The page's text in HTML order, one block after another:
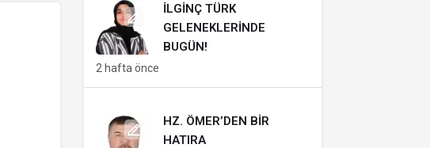
İLGINÇ TÜRK
GELENEKLERINDE
BUGÜN!
2 hafta önce
HZ. ÖMER’DEN BIR
HATIRA